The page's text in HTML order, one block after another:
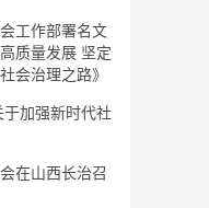
工作部署名文
质量发展 坚定
会治理之路》
加强新时代社
在山西长治召